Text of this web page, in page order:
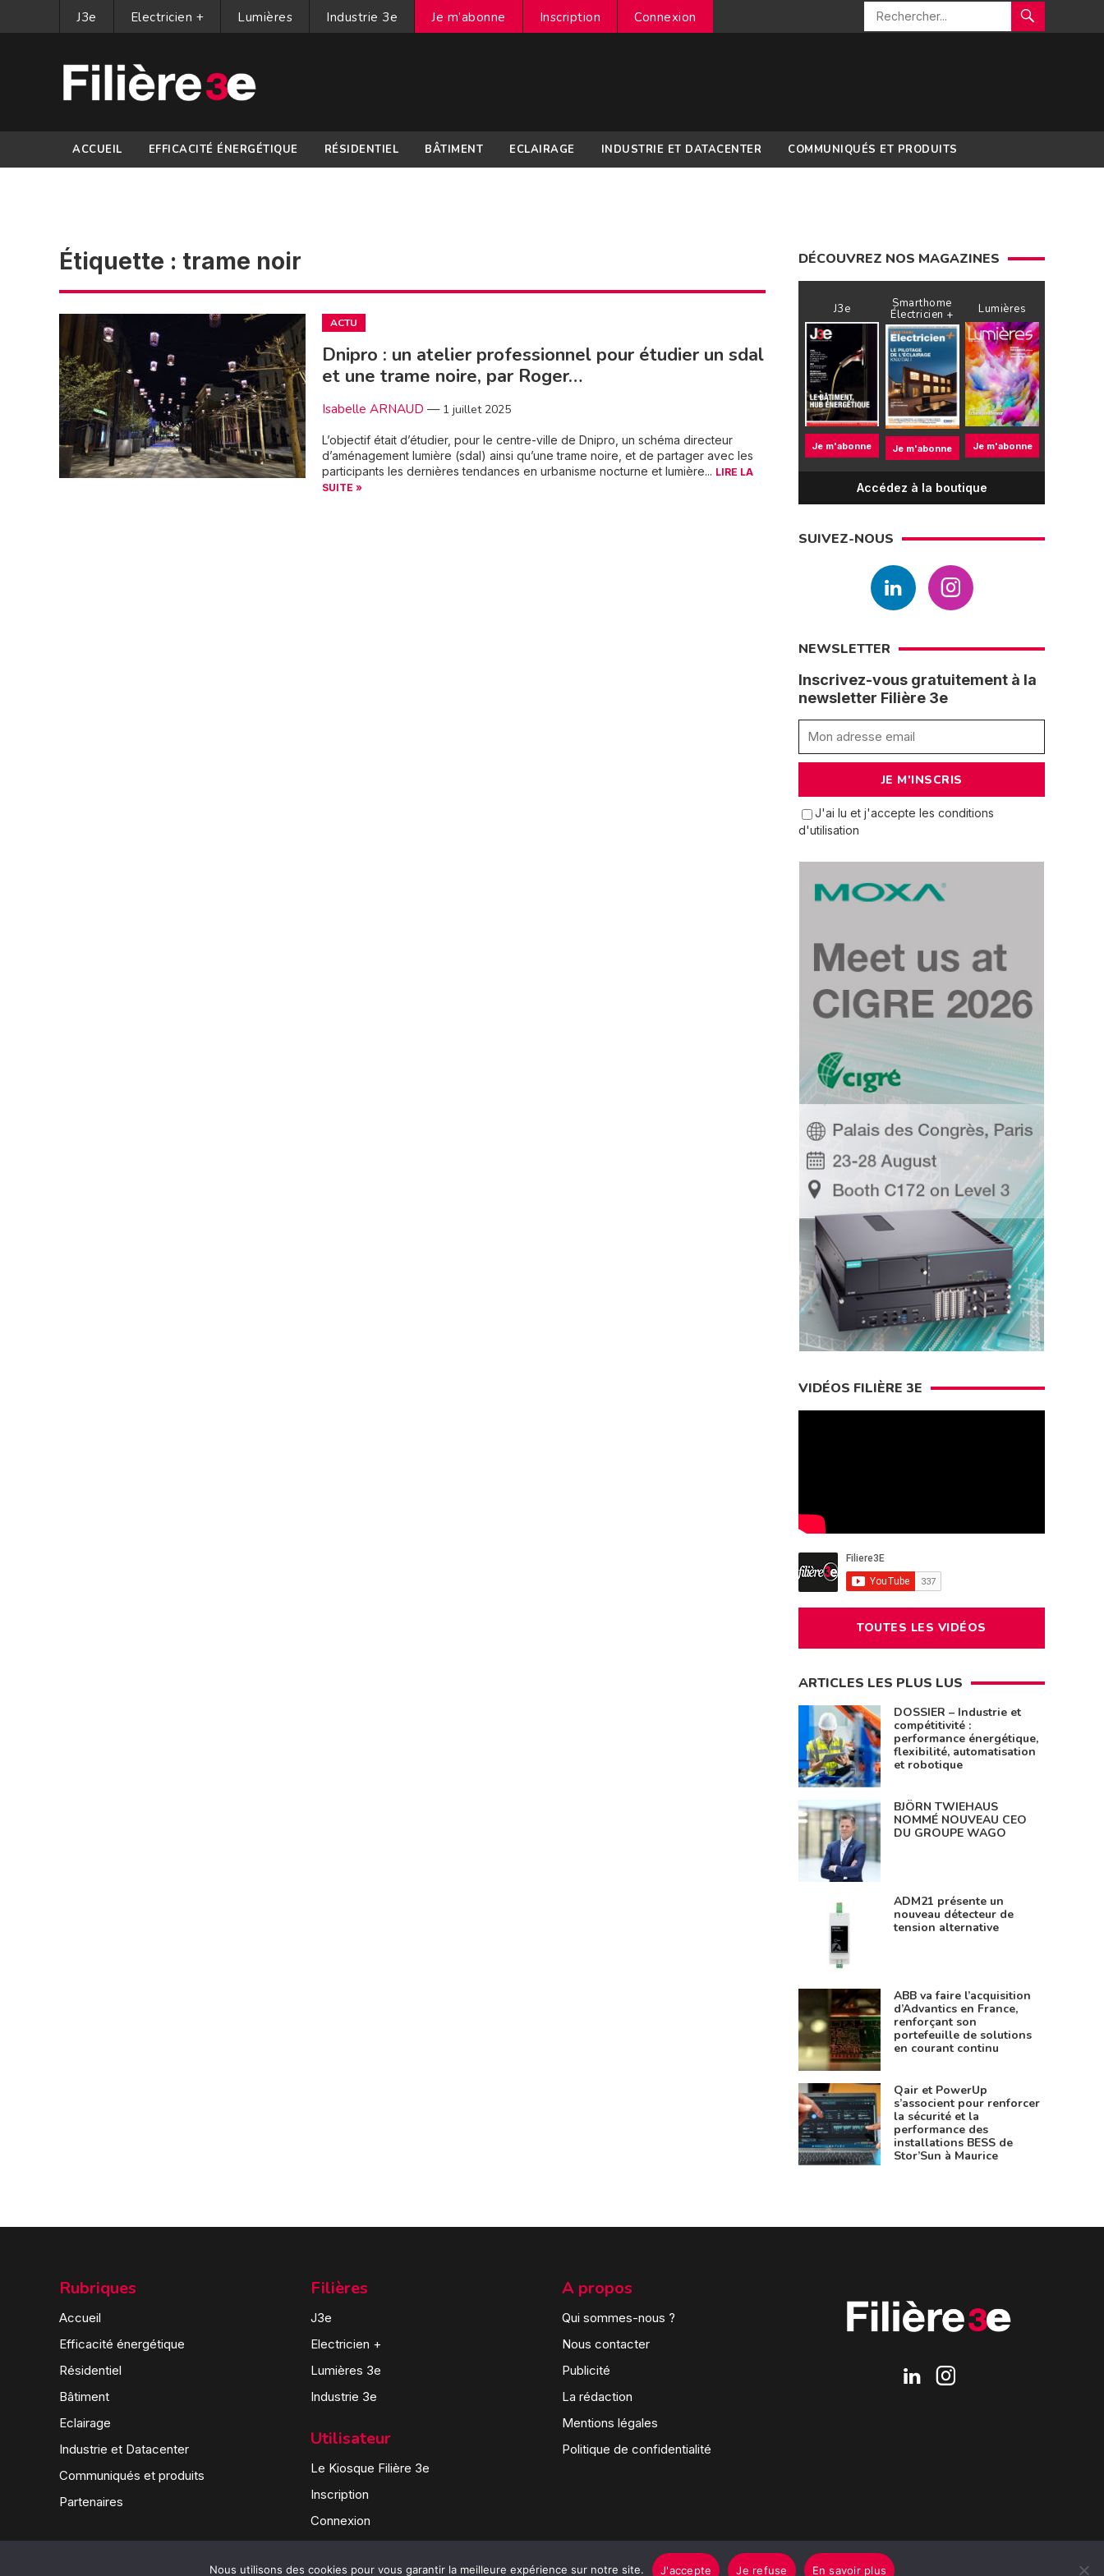
J3e Electricien + Lumières Industrie 3e Je m’abonne Inscription Connexion
ACCUEIL EFFICACITÉ ÉNERGÉTIQUE RÉSIDENTIEL BÂTIMENT ECLAIRAGE INDUSTRIE ET DATACENTER COMMUNIQUÉS ET PRODUITS
Étiquette : trame noir
ACTU
Dnipro : un atelier professionnel pour étudier un sdal
et une trame noire, par Roger…
Isabelle ARNAUD — 1 juillet 2025
L’objectif était d’étudier, pour le centre-ville de Dnipro, un schéma directeur
d’aménagement lumière (sdal) ainsi qu’une trame noire, et de partager avec les
participants les dernières tendances en urbanisme nocturne et lumière... LIRE LA
SUITE »
DÉCOUVREZ NOS MAGAZINES
J3e
Je m'abonne
Smarthome
Électricien +
Je m'abonne
Lumières
Je m'abonne
Accédez à la boutique
SUIVEZ-NOUS
NEWSLETTER
Inscrivez-vous gratuitement à la
newsletter Filière 3e
J'ai lu et j'accepte les conditions
d'utilisation
VIDÉOS FILIÈRE 3E
TOUTES LES VIDÉOS
ARTICLES LES PLUS LUS
DOSSIER – Industrie et
compétitivité :
performance énergétique,
flexibilité, automatisation
et robotique
BJÖRN TWIEHAUS
NOMMÉ NOUVEAU CEO
DU GROUPE WAGO
ADM21 présente un
nouveau détecteur de
tension alternative
ABB va faire l’acquisition
d’Advantics en France,
renforçant son
portefeuille de solutions
en courant continu
Qair et PowerUp
s’associent pour renforcer
la sécurité et la
performance des
installations BESS de
Stor’Sun à Maurice
Rubriques
Accueil
Efficacité énergétique
Résidentiel
Bâtiment
Eclairage
Industrie et Datacenter
Communiqués et produits
Partenaires
Filières
J3e
Electricien +
Lumières 3e
Industrie 3e
Utilisateur
Le Kiosque Filière 3e
Inscription
Connexion
A propos
Qui sommes-nous ?
Nous contacter
Publicité
La rédaction
Mentions légales
Politique de confidentialité
Nous utilisons des cookies pour vous garantir la meilleure expérience sur notre site. J'accepte Je refuse En savoir plus